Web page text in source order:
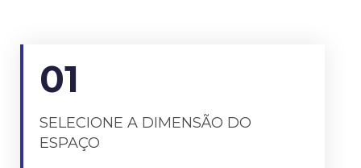
01
SELECIONE A DIMENSÃO DO
ESPAÇO